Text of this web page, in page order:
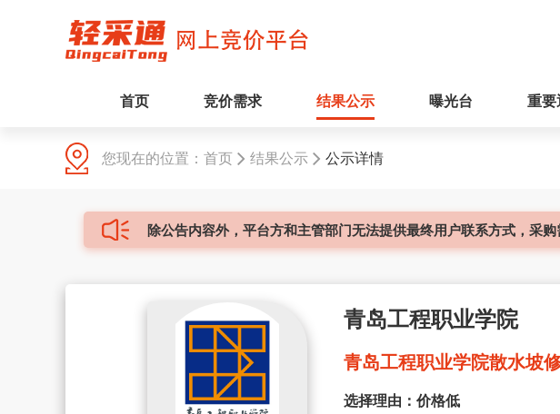
首页 竞价需求 结果公示 曝光台 重要
您现在的位置： 首页 结果公示 公示详情
除公告内容外，平台方和主管部门无法提供最终用户联系方式，采
青岛工程职业学院
青岛工程职业学院散水坡
选择理由：价格低